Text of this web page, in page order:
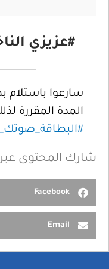
#عزيزي
سارعوا باستلام
المدة المقررة لذلك، بقيت
شارك المحتوى عبر:
Facebook
Email